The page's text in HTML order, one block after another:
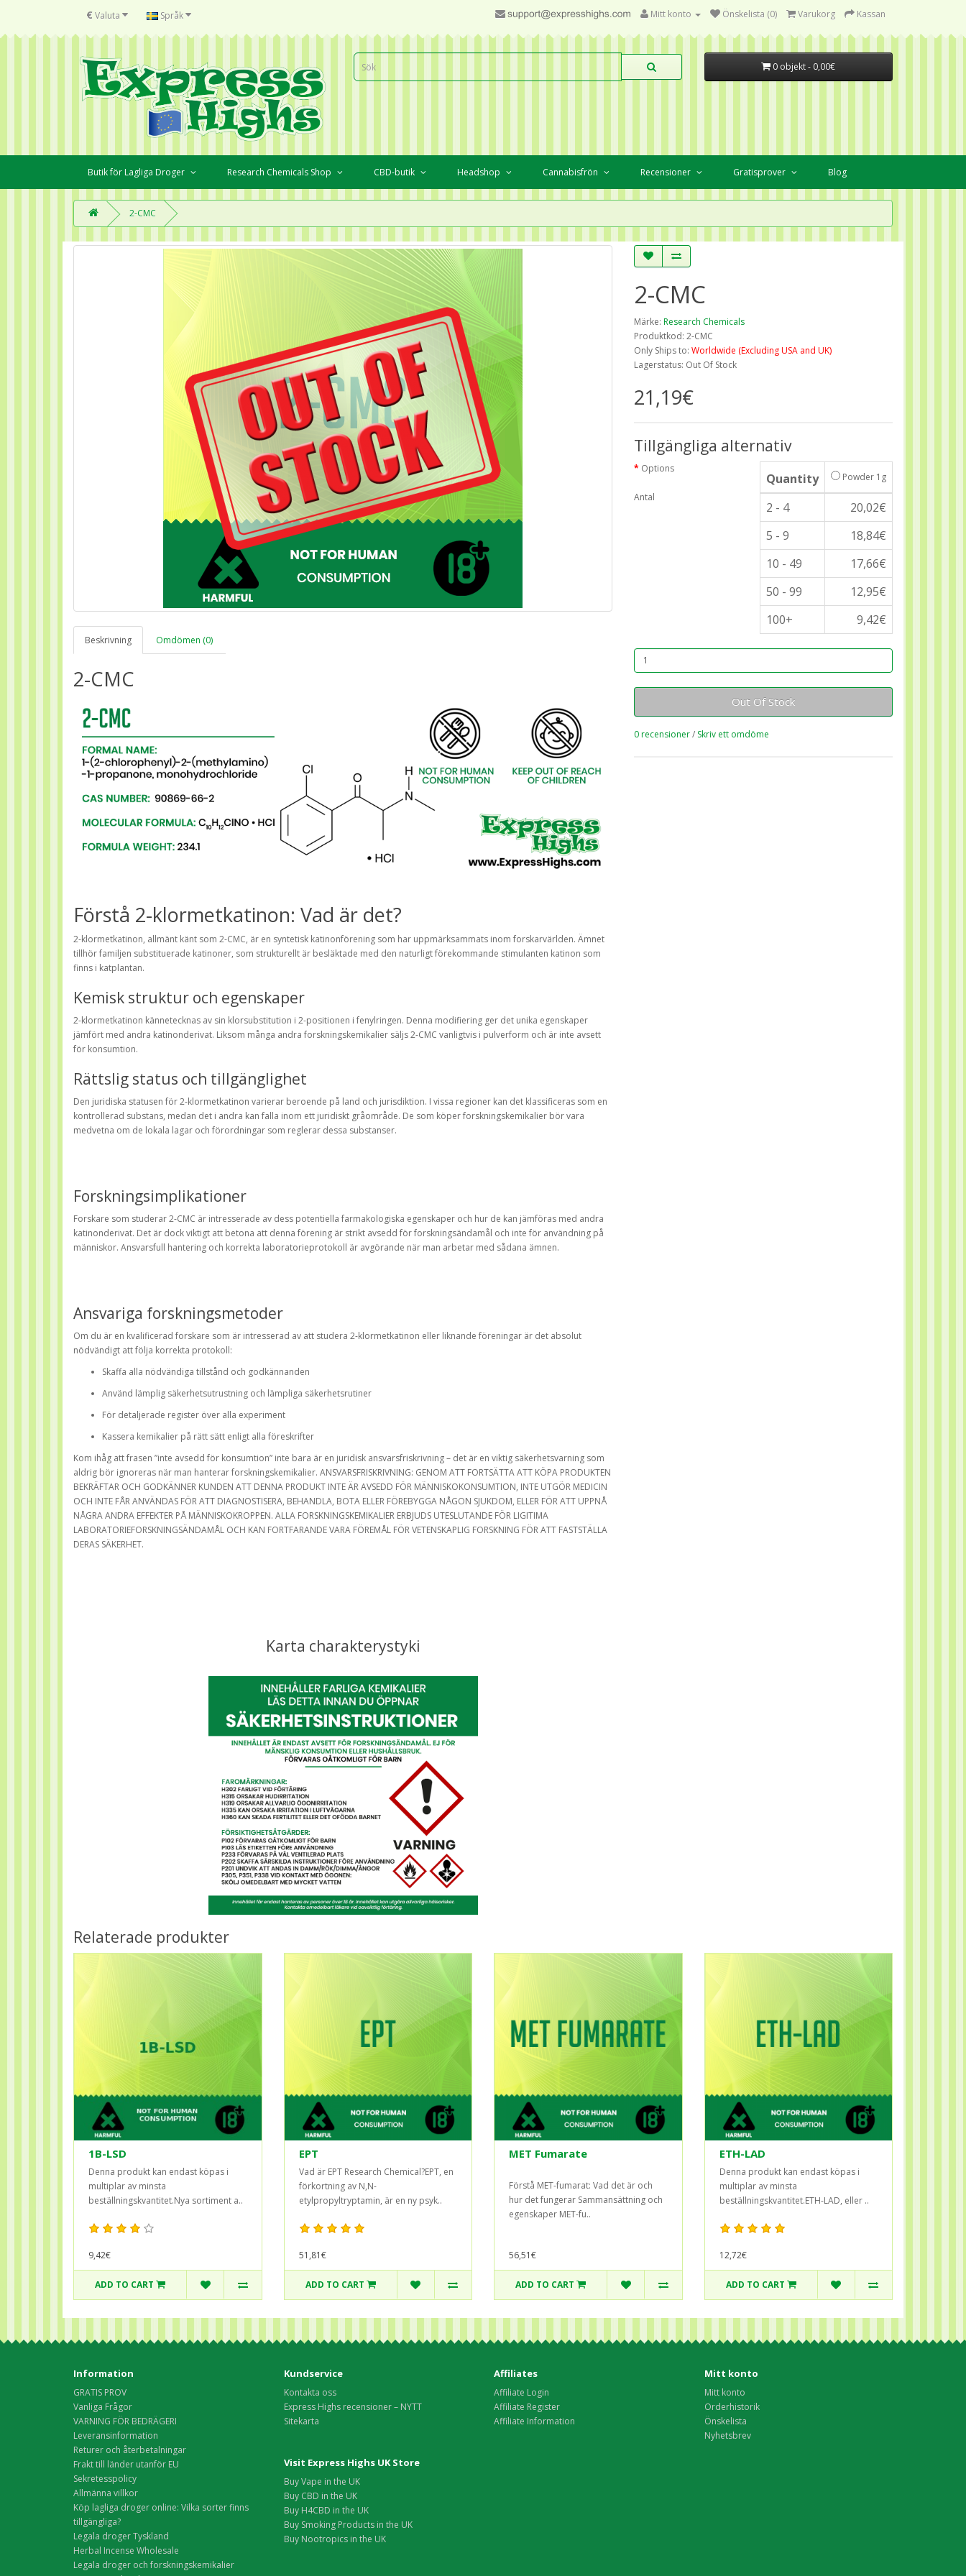
€ Valuta Språk Mitt konto Önskelista (0) Varukorg Kassan
0 objekt - 0,00€
Butik för Lagliga Droger Research Chemicals Shop CBD-butik Headshop Cannabisfrön Recensioner Gratisprover Blog
2-CMC
Beskrivning Omdömen (0)
2-CMC
Förstå 2-klormetkatinon: Vad är det?
2-klormetkatinon, allmänt känt som 2-CMC, är en syntetisk katinonförening som har uppmärksammats inom forskarvärlden. Ämnet
tillhör familjen substituerade katinoner, som strukturellt är besläktade med den naturligt förekommande stimulanten katinon som
finns i katplantan.
Kemisk struktur och egenskaper
2-klormetkatinon kännetecknas av sin klorsubstitution i 2-positionen i fenylringen. Denna modifiering ger det unika egenskaper
jämfört med andra katinonderivat. Liksom många andra forskningskemikalier säljs 2-CMC vanligtvis i pulverform och är inte avsett
för konsumtion.
Rättslig status och tillgänglighet
Den juridiska statusen för 2-klormetkatinon varierar beroende på land och jurisdiktion. I vissa regioner kan det klassificeras som en
kontrollerad substans, medan det i andra kan falla inom ett juridiskt gråområde. De som köper forskningskemikalier bör vara
medvetna om de lokala lagar och förordningar som reglerar dessa substanser.
Forskningsimplikationer
Forskare som studerar 2-CMC är intresserade av dess potentiella farmakologiska egenskaper och hur de kan jämföras med andra
katinonderivat. Det är dock viktigt att betona att denna förening är strikt avsedd för forskningsändamål och inte för användning på
människor. Ansvarsfull hantering och korrekta laboratorieprotokoll är avgörande när man arbetar med sådana ämnen.
Ansvariga forskningsmetoder
Om du är en kvalificerad forskare som är intresserad av att studera 2-klormetkatinon eller liknande föreningar är det absolut
nödvändigt att följa korrekta protokoll:
Skaffa alla nödvändiga tillstånd och godkännanden
Använd lämplig säkerhetsutrustning och lämpliga säkerhetsrutiner
För detaljerade register över alla experiment
Kassera kemikalier på rätt sätt enligt alla föreskrifter
Kom ihåg att frasen ”inte avsedd för konsumtion” inte bara är en juridisk ansvarsfriskrivning – det är en viktig säkerhetsvarning som
aldrig bör ignoreras när man hanterar forskningskemikalier. ANSVARSFRISKRIVNING: GENOM ATT FORTSÄTTA ATT KÖPA PRODUKTEN
BEKRÄFTAR OCH GODKÄNNER KUNDEN ATT DENNA PRODUKT INTE ÄR AVSEDD FÖR MÄNNISKOKONSUMTION, INTE UTGÖR MEDICIN
OCH INTE FÅR ANVÄNDAS FÖR ATT DIAGNOSTISERA, BEHANDLA, BOTA ELLER FÖREBYGGA NÅGON SJUKDOM, ELLER FÖR ATT UPPNÅ
NÅGRA ANDRA EFFEKTER PÅ MÄNNISKOKROPPEN. ALLA FORSKNINGSKEMIKALIER ERBJUDS UTESLUTANDE FÖR LIGITIMA
LABORATORIEFORSKNINGSÄNDAMÅL OCH KAN FORTFARANDE VARA FÖREMÅL FÖR VETENSKAPLIG FORSKNING FÖR ATT FASTSTÄLLA
DERAS SÄKERHET.
Karta charakterystyki
2-CMC
Märke: Research Chemicals
Produktkod: 2-CMC
Only Ships to: Worldwide (Excluding USA and UK)
Lagerstatus: Out Of Stock
21,19€
Tillgängliga alternativ
Options
Quantity Powder 1g
2 - 4
20,02€
5 - 9
18,84€
10 - 49
17,66€
50 - 99
12,95€
100+
9,42€
Antal
Out Of Stock
0 recensioner/ Skriv ett omdöme
Relaterade produkter
1B-LSD
Denna produkt kan endast köpas i
multiplar av minsta
beställningskvantitet.Nya sortiment a..
9,42€
ADD TO CART
EPT
Vad är EPT Research Chemical?EPT, en
förkortning av N,N-
etylpropyltryptamin, är en ny psyk..
51,81€
ADD TO CART
MET Fumarate
Förstå MET-fumarat: Vad det är och
hur det fungerar Sammansättning och
egenskaper MET-fu..
56,51€
ADD TO CART
ETH-LAD
Denna produkt kan endast köpas i
multiplar av minsta
beställningskvantitet.ETH-LAD, eller ..
12,72€
ADD TO CART
Information
GRATIS PROV
Vanliga Frågor
VARNING FÖR BEDRÄGERI
Leveransinformation
Returer och återbetalningar
Frakt till länder utanför EU
Sekretesspolicy
Allmänna villkor
Köp lagliga droger online: Vilka sorter finns
tillgängliga?
Legala droger Tyskland
Herbal Incense Wholesale
Legala droger och forskningskemikalier
Kundservice
Kontakta oss
Express Highs recensioner – NYTT
Sitekarta
Affiliates
Affiliate Login
Affiliate Register
Affiliate Information
Mitt konto
Mitt konto
Orderhistorik
Önskelista
Nyhetsbrev
Visit Express Highs UK Store
Buy Vape in the UK
Buy CBD in the UK
Buy H4CBD in the UK
Buy Smoking Products in the UK
Buy Nootropics in the UK